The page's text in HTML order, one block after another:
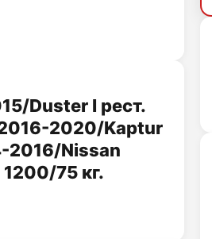
Duster I рест.
2020/Kaptur
2016/Nissan
75 кг.